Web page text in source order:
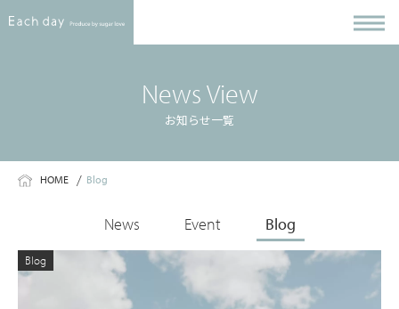
News View
お知らせ一覧
HOME Blog
News Event Blog
Blog